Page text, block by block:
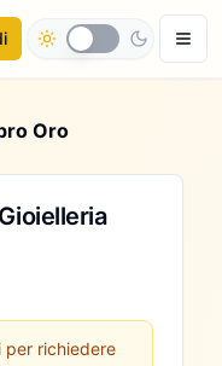
Oro
per richiedere